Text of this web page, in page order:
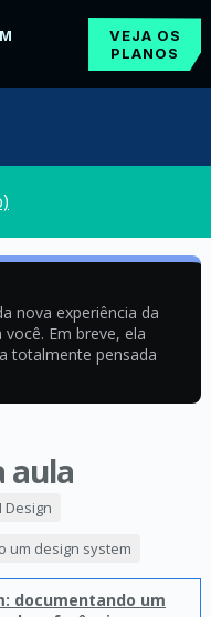
VEJA OS
PLANOS
nova experiência da
Em breve, ela
totalmente pensada
aula
Design
um design system
documentando um